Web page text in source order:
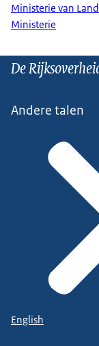
Ministerie van
Ministerie
De
Andere talen
English